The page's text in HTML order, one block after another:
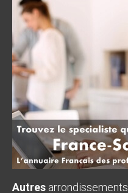
Autres arrondissements